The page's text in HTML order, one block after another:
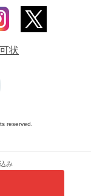
状
reserved.
み